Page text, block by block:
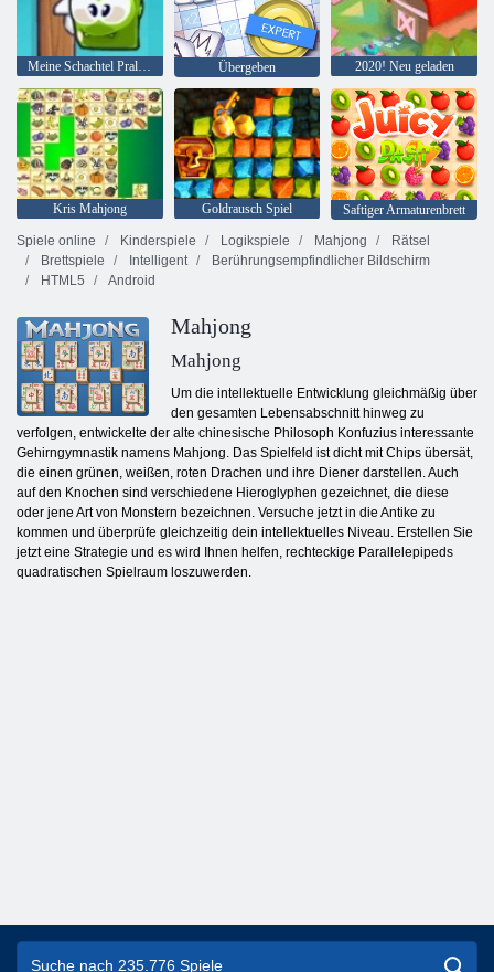
Meine Schachtel Pralinen Übergeben 2020! Neu geladen
Kris Mahjong Goldrausch Spiel
Saftiger Armaturenbrett
Spiele online
Kinderspiele Logikspiele Mahjong
Rätsel
Brettspiele
Intelligent
Berührungsempfindlicher Bildschirm
HTML5
Android
Mahjong
Mahjong
Um die intellektuelle Entwicklung gleichmäßig über
den gesamten Lebensabschnitt hinweg zu
verfolgen, entwickelte der alte chinesische Philosoph Konfuzius interessante
Gehirngymnastik namens Mahjong. Das Spielfeld ist dicht mit Chips übersät,
die einen grünen, weißen, roten Drachen und ihre Diener darstellen. Auch
auf den Knochen sind verschiedene Hieroglyphen gezeichnet, die diese
oder jene Art von Monstern bezeichnen. Versuche jetzt in die Antike zu
kommen und überprüfe gleichzeitig dein intellektuelles Niveau. Erstellen Sie
jetzt eine Strategie und es wird Ihnen helfen, rechteckige Parallelepipeds
quadratischen Spielraum loszuwerden.